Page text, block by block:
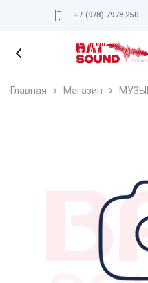
+7 (978) 7978 250
Главная Магазин